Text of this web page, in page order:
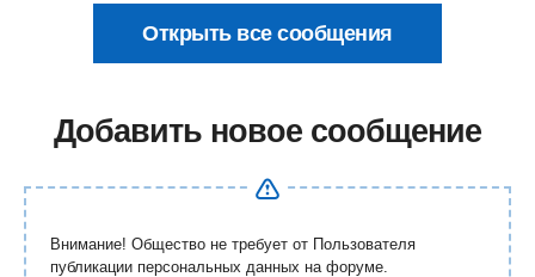
Открыть все сообщения
Добавить новое сообщение
Внимание! Общество не требует от Пользователя
публикации персональных данных на форуме.